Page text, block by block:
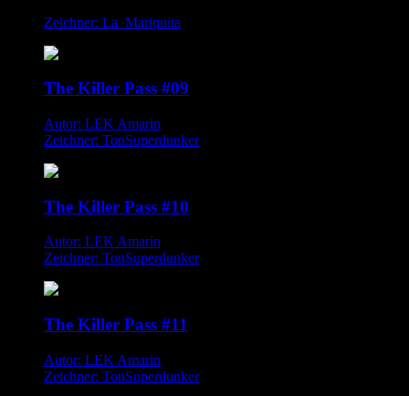
Zeichner: La_Mariquita
The Killer Pass #09
Autor: LEK Amarin
Zeichner: TonSuperdunker
The Killer Pass #10
Autor: LEK Amarin
Zeichner: TonSuperdunker
The Killer Pass #11
Autor: LEK Amarin
Zeichner: TonSuperdunker